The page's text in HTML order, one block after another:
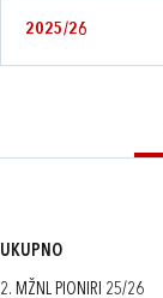
2025/26
UKUPNO
2. MŽNL PIONIRI 25/26